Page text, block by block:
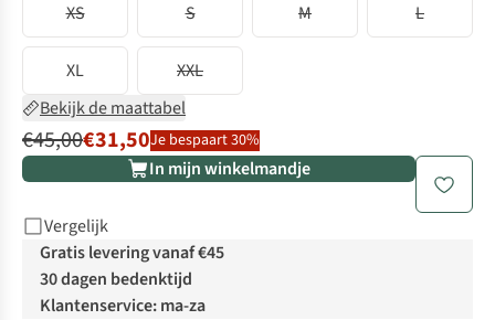
XS
S M L
XL
XXL
Bekijk de maattabel
€45,00€31,50Je bespaart 30%
In mijn winkelmandje
Vergelijk
Gratis levering vanaf €45
30 dagen bedenktijd
Klantenservice: ma-za